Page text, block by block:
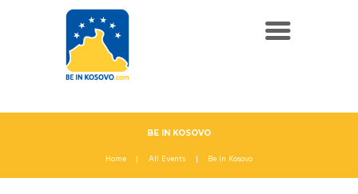
BE IN KOSOVO
Home All Events Be In Kosovo